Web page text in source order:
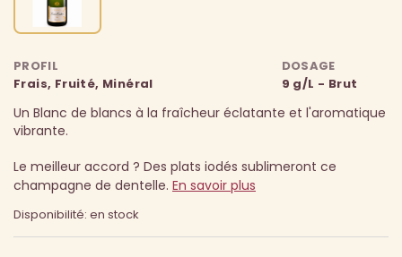
PROFIL
Frais, Fruité, Minéral
DOSAGE
9 g/L - Brut
Un Blanc de blancs à la fraîcheur éclatante et l'aromatique
vibrante.
Le meilleur accord ? Des plats iodés sublimeront ce
champagne de dentelle. En savoir plus
Disponibilité: en stock